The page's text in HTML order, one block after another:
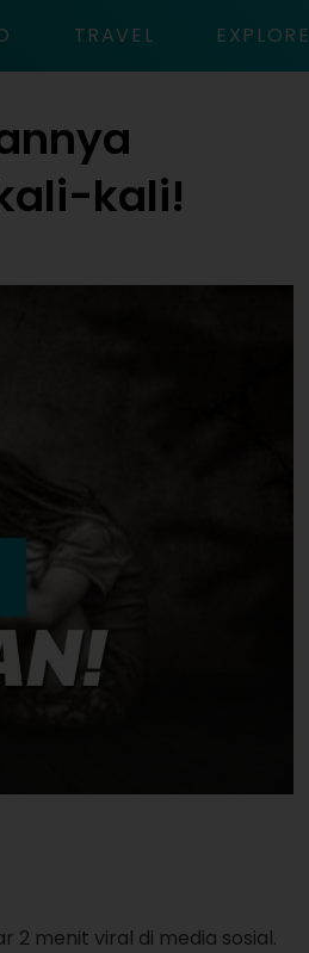
TRAVEL EXPLORE
kali!
2 menit viral di media sosial.